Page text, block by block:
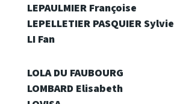
LEPAULMIER Françoise
LEPELLETIER PASQUIER Sylvie
LI Fan
LOLA DU FAUBOURG
LOMBARD Elisabeth